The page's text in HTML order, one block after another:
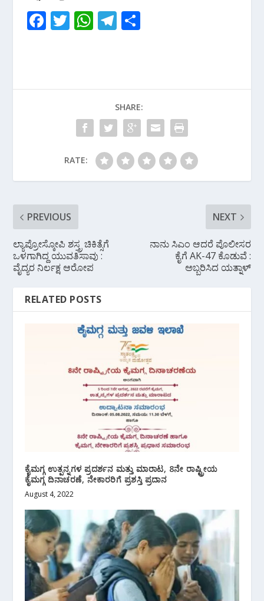
F
o
T W
A
p
p
T
a
m
SHARE:
RATE:
PREVIOUS
ಲ್ಯಾಪ್ರೋಸ್ಕೋಪಿ ಶಸ್ತ್ರ ಚಿಕಿತ್ಸೆಗೆ
ಒಳಗಾಗಿದ್ದ ಯುವತಿಸಾವು :
ವೈದ್ಯರ ನಿರ್ಲಕ್ಷ ಆರೋಪ
NEXT
ನಾನು ಸಿಎಂ ಆದರೆ ಪೊಲೀಸರ‌
ಕೈಗೆ AK-47 ಕೊಡುವೆ :
ಅಬ್ಬರಿಸಿದ ಯತ್ನಾಳ್
RELATED POSTS
ಕೈಮಗ್ಗ ಉತ್ಪನ್ನಗಳ ಪ್ರದರ್ಶನ ಮತ್ತು ಮಾರಾಟ, 8ನೇ ರಾಷ್ಟ್ರೀಯ
ಕೈಮಗ್ಗ ದಿನಾಚರಣೆ, ನೇಕಾರರಿಗೆ ಪ್ರಶಸ್ತಿ ಪ್ರದಾನ
August 4, 2022